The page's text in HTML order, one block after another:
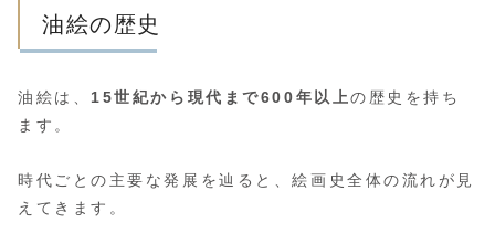
油絵の歴史
油絵は、 15世紀から現代まで600年以上の歴史を持ち
ます。
時代ごとの主要な発展を辿ると、絵画史全体の流れが見
えてきます。